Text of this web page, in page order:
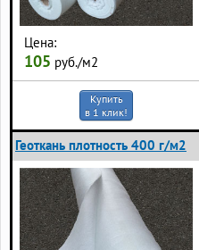
Цена:
105 руб./м2
Купить
в 1 клик!
Геоткань плотность 400 г/м2